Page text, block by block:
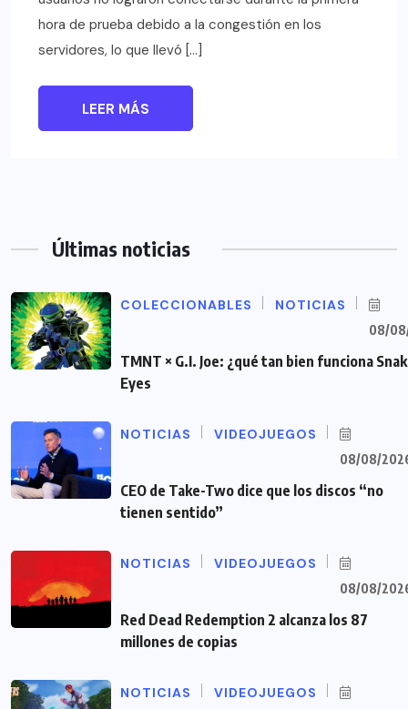
hora de prueba debido a la congestión en los
servidores, lo que llevó […]
LEER MÁS
Últimas noticias
COLECCIONABLES NOTICIAS
08/
TMNT × G.I. Joe: ¿qué tan bien funciona
Eyes
NOTICIAS VIDEOJUEGOS
08/08/
CEO de Take-Two dice que los discos “no
tienen sentido”
NOTICIAS VIDEOJUEGOS
08/08/
Red Dead Redemption 2 alcanza los 87
millones de copias
NOTICIAS VIDEOJUEGOS